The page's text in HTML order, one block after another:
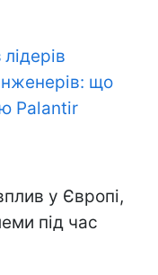
що
Palantir
у Європі,
під час